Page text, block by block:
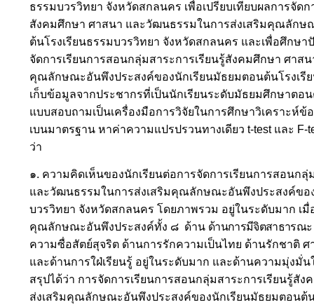
ธรรมบวรวิทยา จังหวัดสกลนคร เพื่อเปรียบเทียบผลการจัดก
สังคมศึกษา ศาสนา และวัฒนธรรมในการส่งเสริมคุณลักษ
ต้นโรงเรียนธรรมบวรวิทยา จังหวัดสกลนคร และเพื่อศึกษ
จัดการเรียนการสอนกลุ่มสาระการเรียนรู้สังคมศึกษา ศาส
คุณลักษณะอันพึงประสงค์ของนักเรียนมัธยมตอนต้นโรงเรี
เก็บข้อมูลจากประชากรที่เป็นนักเรียนระดับมัธยมศึกษาต
แบบสอบถามเป็นเครื่องมือการวิจัยในการศึกษาวิเคราะห์ข้
เบนมาตรฐาน หาค่าความแปรปรวนทางเดียว t-test และ F-
ว่า
๑. ความคิดเห็นของนักเรียนต่อการจัดการเรียนการสอนก
และวัฒนธรรมในการส่งเสริมคุณลักษณะอันพึงประสงค์ขอ
บวรวิทยา จังหวัดสกลนคร โดยภาพรวม อยู่ในระดับมาก เ
คุณลักษณะอันพึงประสงค์ทั้ง ๘ ด้าน ด้านการมีจิตสาธารณ
ความซื่อสัตย์สุจริต ด้านการรักความเป็นไทย ด้านรักชาติ
และด้านการใฝ่เรียนรู้ อยู่ในระดับมาก และด้านความมุ่งมั่
สรุปได้ว่า การจัดการเรียนการสอนกลุ่มสาระการเรียนรู้สั
ส่งเสริมคุณลักษณะอันพึงประสงค์ของนักเรียนมัธยมตอนต้น